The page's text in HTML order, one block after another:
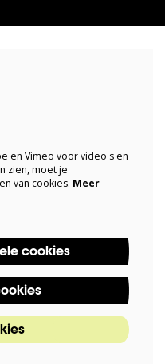
en Vimeo voor video's en
zien, moet je
van cookies. Meer
cookies